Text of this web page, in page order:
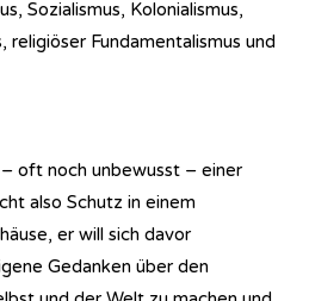
Sozialismus, Kolonialismus,
religiöser Fundamentalismus und
oft noch unbewusst – einer
also Schutz in einem
er will sich davor
Gedanken über den